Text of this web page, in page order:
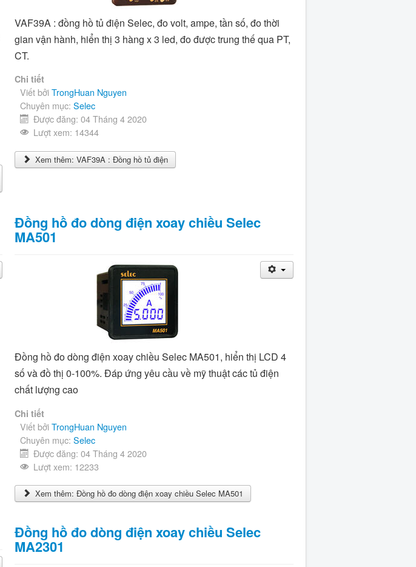
VAF39A : đồng hồ tủ điện Selec, đo volt, ampe, tần số, đo thời
gian vận hành, hiển thị 3 hàng x 3 led, đo được trung thế qua PT,
CT.
Chi tiết
Viết bởiTrongHuan Nguyen
Chuyên mục: Selec
Được đăng: 04 Tháng 4 2020
Lượt xem: 14344
Xem thêm: VAF39A : Đồng hồ tủ điện
Đồng hồ đo dòng điện xoay chiều Selec
MA501
Đồng hồ đo dòng điện xoay chiều Selec MA501, hiển thị LCD 4
số và đồ thị 0-100%. Đáp ứng yêu cầu về mỹ thuật các tủ điện
chất lượng cao
Chi tiết
Viết bởiTrongHuan Nguyen
Chuyên mục: Selec
Được đăng: 04 Tháng 4 2020
Lượt xem: 12233
Xem thêm: Đồng hồ đo dòng điện xoay chiều Selec MA501
Đồng hồ đo dòng điện xoay chiều Selec
MA2301